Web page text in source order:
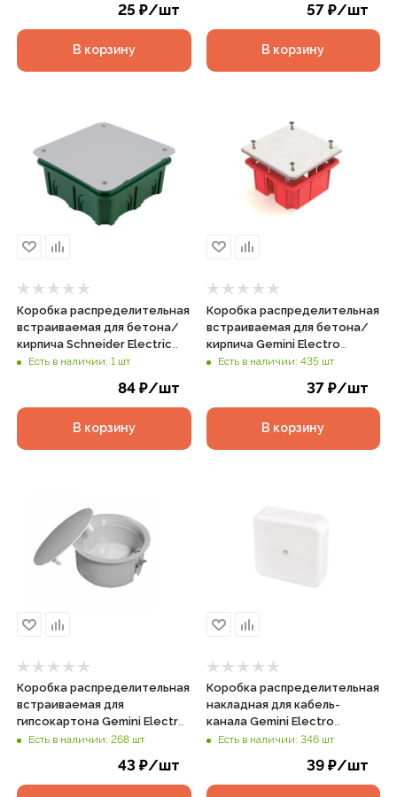
25 ₽/шт
В корзину
57 ₽/шт
В корзину
Коробка распределительная
встраиваемая для бетона/
кирпича Schneider Electric
100х100х50мм IP30 зеленая,
Есть в наличии: 1 шт
84₽/шт
В корзину
Коробка распределительная
встраиваемая для бетона/
кирпича Gemini Electro
92х92х45мм IP20 красная,
Есть в наличии: 435 шт
37 ₽/шт
В корзину
Коробка распределительная
встраиваемая для
гипсокартона Gemini Electro
d80х40мм IP20 белая, арт.
Есть в наличии: 268 шт
43₽/шт
Коробка распределительная
накладная для кабель-
канала Gemini Electro
75х75х20мм IP40 белая, арт.
Есть в наличии: 346 шт
39 ₽/шт